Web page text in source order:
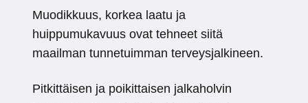
Muodikkuus, korkea laatu ja
huippumukavuus ovat tehneet siitä
maailman tunnetuimman terveysjalkineen.
Pitkittäisen ja poikittaisen jalkaholvin